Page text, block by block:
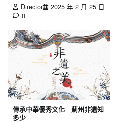
Director
2025 年 2 月 25 日
0
傳承中華優秀文化 薊州非遺知
多少